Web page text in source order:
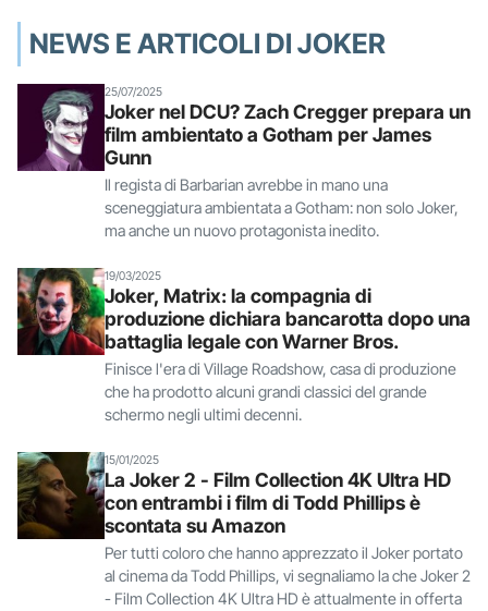
NEWS E ARTICOLI DI JOKER
25/07/2025
Joker nel DCU? Zach Cregger prepara un
film ambientato a Gotham per James
Gunn
Il regista di Barbarian avrebbe in mano una
sceneggiatura ambientata a Gotham: non solo Joker,
ma anche un nuovo protagonista inedito.
19/03/2025
Joker, Matrix: la compagnia di
produzione dichiara bancarotta dopo una
battaglia legale con Warner Bros.
Finisce l'era di Village Roadshow, casa di produzione
che ha prodotto alcuni grandi classici del grande
schermo negli ultimi decenni.
15/01/2025
La Joker 2 - Film Collection 4K Ultra HD
con entrambi i film di Todd Phillips è
scontata su Amazon
Per tutti coloro che hanno apprezzato il Joker portato
al cinema da Todd Phillips, vi segnaliamo la che Joker 2
- Film Collection 4K Ultra HD è attualmente in offerta